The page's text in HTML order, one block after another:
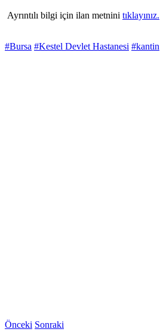
Ayrıntılı bilgi için ilan metnini tıklayınız.
#Bursa #Kestel Devlet Hastanesi #kantin
Önceki Sonraki